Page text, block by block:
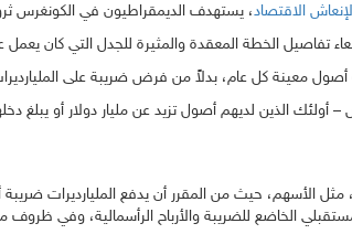
الاقتصاد